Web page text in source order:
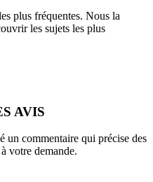
plus fréquentes. Nous la
les sujets les plus
AVIS
un commentaire qui précise des
votre demande.